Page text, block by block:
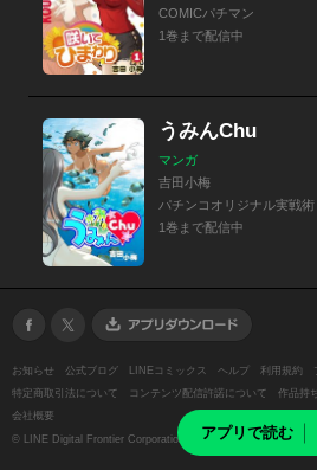
アプリで読む
COMICパチマン
1巻まで配信中
うみんChu
マンガ
吉田小梅
パチンコオリジナル実戦術
1巻まで配信中
お知らせ 公式ブログ LINEコミックス ヘルプ 利用規約
特定商取引法について
コンテンツ配信許諾について 作品持
会社概要
© LINE Digital Frontier Corporation